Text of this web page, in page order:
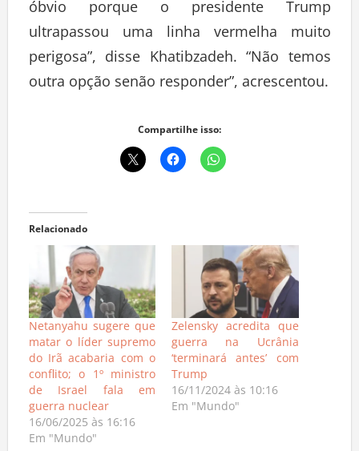
óbvio porque o presidente Trump
ultrapassou uma linha vermelha muito
perigosa”, disse Khatibzadeh. “Não temos
outra opção senão responder”, acrescentou.
Compartilhe isso:
Relacionado
Netanyahu sugere que
matar o líder supremo
do Irã acabaria com o
conflito; o 1º ministro
de Israel fala em
guerra nuclear
16/06/2025 às 16:16
Em "Mundo"
Zelensky acredita que
guerra na Ucrânia
‘terminará antes’ com
Trump
16/11/2024 às 10:16
Em "Mundo"